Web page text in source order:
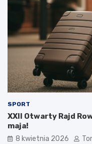
SPORT
XXII Otwarty Rajd
maja!
8 kwietnia 2026